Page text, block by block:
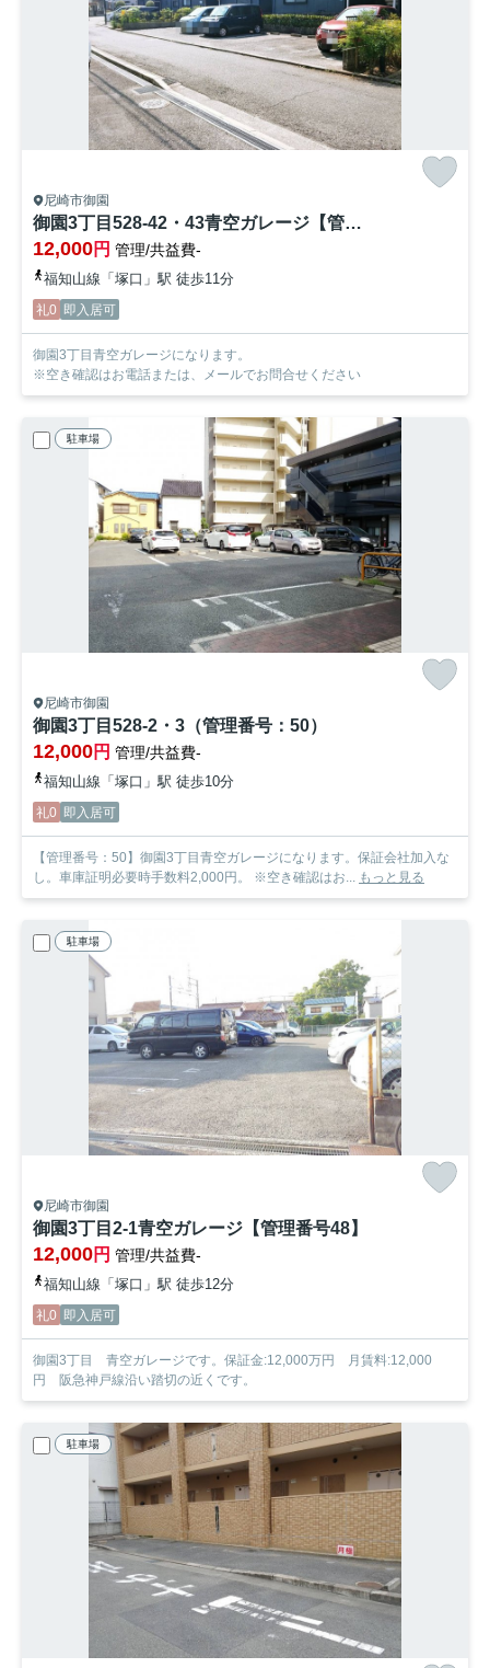
尼崎市御園
御園3丁目528-42・43青空ガレージ【管理番号51】
12,000円 管理/共益費-
福知山線「塚口」駅 徒歩11分
礼0 即入居可
御園3丁目青空ガレージになります。
※空き確認はお電話または、メールでお問合せください
駐車場
尼崎市御園
御園3丁目528-2・3（管理番号：50）
12,000円 管理/共益費-
福知山線「塚口」駅 徒歩10分
礼0 即入居可
【管理番号：50】御園3丁目青空ガレージになります。保証会社加入な
し。車庫証明必要時手数料2,000円。 ※空き確認はお...
もっと見る
駐車場
尼崎市御園
御園3丁目2-1青空ガレージ【管理番号48】
12,000円 管理/共益費-
福知山線「塚口」駅 徒歩12分
礼0 即入居可
御園3丁目 青空ガレージです。保証金:12,000万円 月賃料:12,000
円 阪急神戸線沿い踏切の近くです。
駐車場